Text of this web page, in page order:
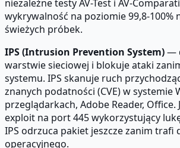
niezależne testy AV-Test i AV-
wykrywalność na poziomie 99,8-100%
świeżych próbek.
IPS (Intrusion Prevention System)—
warstwie sieciowej i blokuje ataki
systemu. IPS skanuje ruch
znanych podatności (CVE) w systemie
przeglądarkach, Adobe Reader, Office.
exploit na port 445 wykorzystujący
IPS odrzuca pakiet jeszcze zanim trafi
operacyjnego.